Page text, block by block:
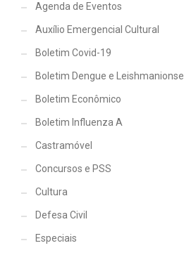
Agenda de Eventos
Auxílio Emergencial Cultural
Boletim Covid-19
Boletim Dengue e Leishmanionse
Boletim Econômico
Boletim Influenza A
Castramóvel
Concursos e PSS
Cultura
Defesa Civil
Especiais